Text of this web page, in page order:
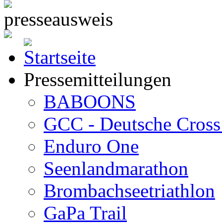
Pressemitteilungen
BABOONS
GCC - Deutsche
Enduro One
Seenlandmarathon
Brombachseetriathlon
GaPa Trail